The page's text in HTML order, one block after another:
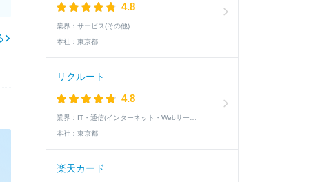
4.8
業界： サービス(その他)
本社： 東京都
リクルート
4.8
業界：
本社： 東京都
楽天カード